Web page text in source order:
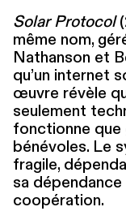
Solar Protocol
même nom,
Nathanson et
qu’un internet
œuvre révèle
seulement
fonctionne que
bénévoles. Le
fragile,
sa
coopération.